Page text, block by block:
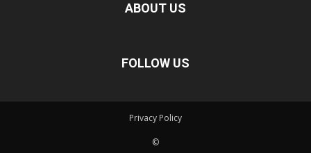
ABOUT US
FOLLOW US
Privacy Policy
©